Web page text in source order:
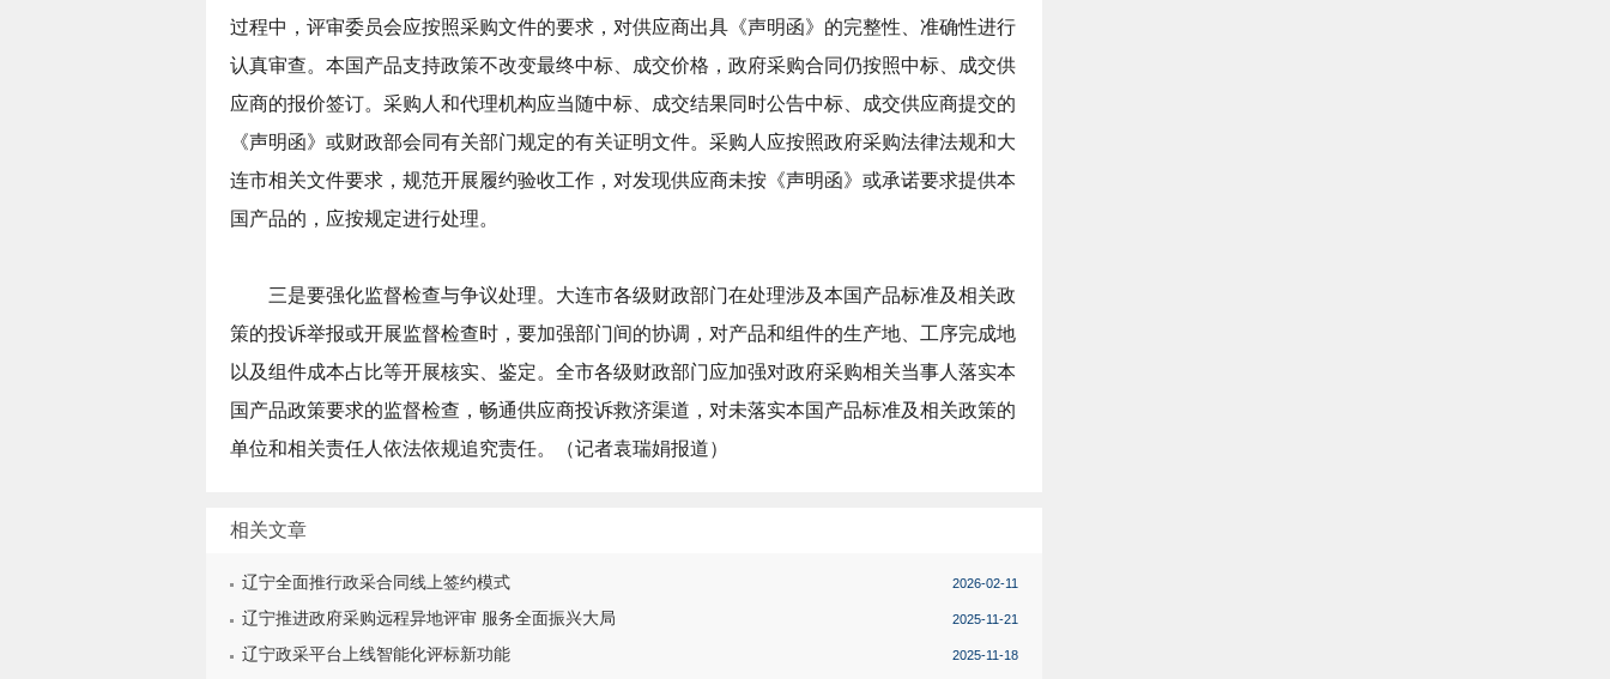
过程中，评审委员会应按照采购文件的要求，对供应商出具《声明函》的完整性、准确性进行
认真审查。本国产品支持政策不改变最终中标、成交价格，政府采购合同仍按照中标、成交供
应商的报价签订。采购人和代理机构应当随中标、成交结果同时公告中标、成交供应商提交的
《声明函》或财政部会同有关部门规定的有关证明文件。采购人应按照政府采购法律法规和大
连市相关文件要求，规范开展履约验收工作，对发现供应商未按《声明函》或承诺要求提供本
国产品的，应按规定进行处理。
三是要强化监督检查与争议处理。大连市各级财政部门在处理涉及本国产品标准及相关政
策的投诉举报或开展监督检查时，要加强部门间的协调，对产品和组件的生产地、工序完成地
以及组件成本占比等开展核实、鉴定。全市各级财政部门应加强对政府采购相关当事人落实本
国产品政策要求的监督检查，畅通供应商投诉救济渠道，对未落实本国产品标准及相关政策的
单位和相关责任人依法依规追究责任。（记者袁瑞娟报道）
相关文章
辽宁全面推行政采合同线上签约模式 2026-02-11
辽宁推进政府采购远程异地评审 服务全面振兴大局 2025-11-21
辽宁政采平台上线智能化评标新功能 2025-11-18